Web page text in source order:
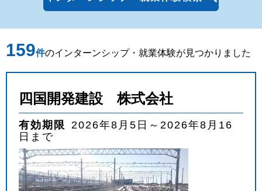
まんのう町
職種を選ぶ
実施月
実施日数を選ぶ
159件のインターンシップ・就業体験が見つかりました
四国開発建設 株式会社
有効期限 2026年8月5日～2026年8月16
日まで